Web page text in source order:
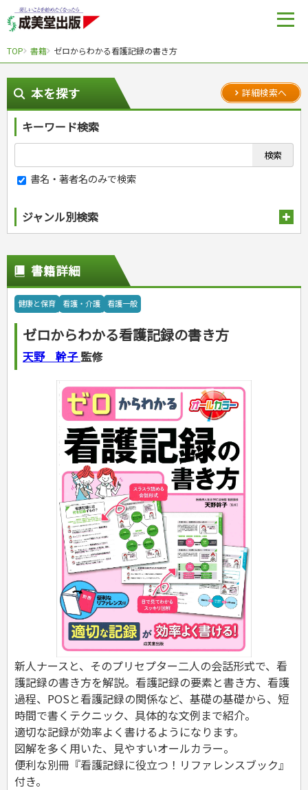
TOP 書籍 ゼロからわかる看護記録の書き方
本を探す 詳細検索へ
キーワード検索
書名・著者名のみで検索
ジャンル別検索
スポーツ
スポーツルール
野球
ゴルフ
ジュニアスポーツ
その他スポーツ
自然・アウトドア・ペット
アウトドア
犬・猫
園芸・野菜づくり
雑学
娯楽・ゲーム・占い
ナンプレ
ゲーム・マジック
家相・風水・占い
カルチャー・芸術・趣味
音楽・楽器
趣味・鑑賞・カメラ
俳句・詩・ことば
辞典
語学・旅行会話
運転免許
原付・二輪
その他免許
生活・暮らし
料理
料理・レシピ
各国料理
お弁当
健康メニュー・ダイエット
調理器具クッキング
お菓子・ケーキ・パン
飲み物・お酒
手芸・クラフト
ソーイング
クラフト
インテリア・ハウジング
収納・掃除・暮らし
美容・ファッション
ダイエット・エクササイズ
メイク・ネイル・ヘア
着物・着つけ
冠婚葬祭・手紙・ペン字
冠婚葬祭・スピーチ・マナー
手紙・ペン字
妊娠・出産・育児
妊娠・出産・育児
離乳食・幼児食・こどもレシピ
健康と保育
家庭医学・健康
ツボ・マッサージ
家庭医学・病気
健康知識
生活習慣病
看護・介護
看護一般
介護一般
保育・教育
パネルシアター
こどもの本
児童一般
おりがみ・あやとり
なぞなぞ・ゲーム
占い・心理ゲーム
のりもの・ずかん
読み物・絵本
音と光のでる絵本
学参・ドリル
夏休みドリル
総復習ドリル
学習・地図
自由研究・読書感想文
えんぴつちょう
就職活動
就職活動
公務員試験
資格試験
検定試験・資格試験
英語検定・TOEIC
漢字検定・数学検定
簿記検定
看護・薬学
ケアマネジャー
介護・社会福祉士
保育士
司法書士・社労士
行政書士・宅建
衛生管理・運行管理
建築・土木
電気・危険物
調理師
スキル・キャリアアップ
危険物取扱者
消防設備士
登録販売者
その他資格試験
ビジネス
経営・経済・法律
マネー・株・資産
ビジネス・法律
簿記・経理・税金・保険
その他ビジネス
自己啓発
自己啓発
ビジネス読み物
旅行・歴史
国内・海外旅行
国外旅行
国内旅行
散歩・グルメ
地理・歴史
地理・地図
歴史
成美文庫
その他文庫
ダイアリー
ダイアリー
プラチナダイアリー プレステージ
書籍詳細
健康と保育 看護・介護 看護一般
ゼロからわかる看護記録の書き方
天野 幹子監修
新人ナースと、そのプリセプター二人の会話形式で、看
護記録の書き方を解説。看護記録の要素と書き方、看護
過程、POSと看護記録の関係など、基礎の基礎から、短
時間で書くテクニック、具体的な文例まで紹介。
適切な記録が効率よく書けるようになります。
図解を多く用いた、見やすいオールカラー。
便利な別冊『看護記録に役立つ！リファレンスブック』
付き。